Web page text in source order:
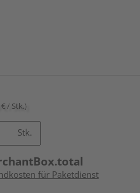
/ Stk.)
Stk.
für Paketdienst